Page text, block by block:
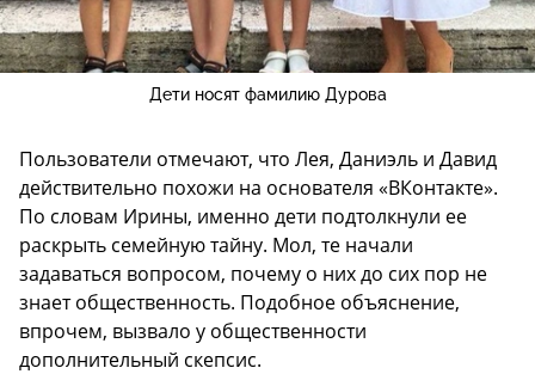
Дети носят фамилию Дурова
Пользователи отмечают, что Лея, Даниэль и Давид
действительно похожи на основателя «ВКонтакте».
По словам Ирины, именно дети подтолкнули ее
раскрыть семейную тайну. Мол, те начали
задаваться вопросом, почему о них до сих пор не
знает общественность. Подобное объяснение,
впрочем, вызвало у общественности
дополнительный скепсис.